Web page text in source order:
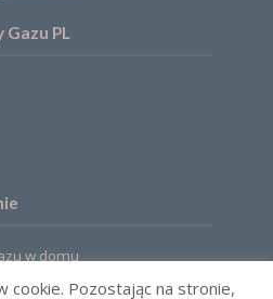
PL
w domu
cookie. Pozostając na stronie,